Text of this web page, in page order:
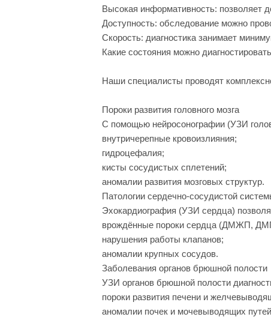
Высокая информативность: позволяет
Доступность: обследование можно
Скорость: диагностика занимает
Какие состояния можно
Наши специалисты проводят
Пороки развития головного мозга
С помощью нейросонографии (УЗИ
внутричерепные кровоизлияния;
гидроцефалия;
кисты сосудистых сплетений;
аномалии развития мозговых структур.
Патологии сердечно‑сосудистой
Эхокардиография (УЗИ сердца)
врождённые пороки сердца (ДМЖП,
нарушения работы клапанов;
аномалии крупных сосудов.
Заболевания органов брюшной полости
УЗИ органов брюшной полости
пороки развития печени и
аномалии почек и мочевыводящих